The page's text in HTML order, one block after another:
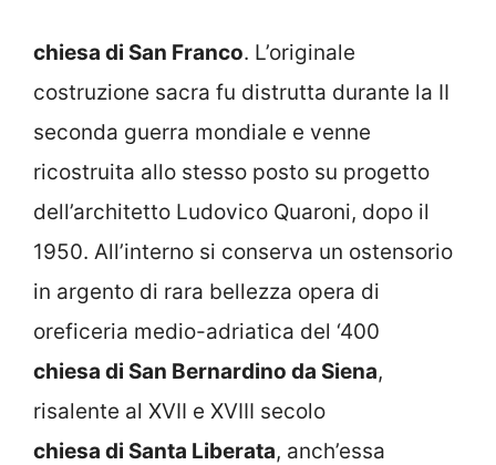
chiesa di San Franco. L’originale
costruzione sacra fu distrutta durante la II
seconda guerra mondiale e venne
ricostruita allo stesso posto su progetto
dell’architetto Ludovico Quaroni, dopo il
1950. All’interno si conserva un ostensorio
in argento di rara bellezza opera di
oreficeria medio-adriatica del ‘400
chiesa di San Bernardino da Siena,
risalente al XVII e XVIII secolo
chiesa di Santa Liberata, anch’essa